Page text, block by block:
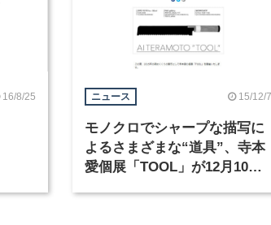
16/8/25 ニュース 15/12/7
モノクロでシャープな描写に
よるさまざまな“道具”、寺本
愛個展「TOOL」が12月10日